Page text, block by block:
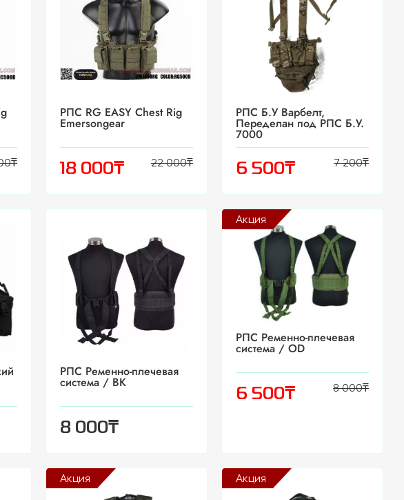
₸
РПС RG EASY Chest Rig
Emersongear
18 000₸ 22 000₸
РПС Б.У Варбелт,
Переделан под РПС Б.У.
7000
6 500₸ 7 200₸
РПС Ременно-плечевая
система / BK
8 000₸
РПС Ременно-плечевая
система / OD
6 500₸ 8 000₸
Акция
Акция Акция